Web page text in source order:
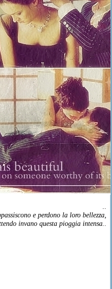
e perdono la loro bellezza,
invano questa pioggia intensa..